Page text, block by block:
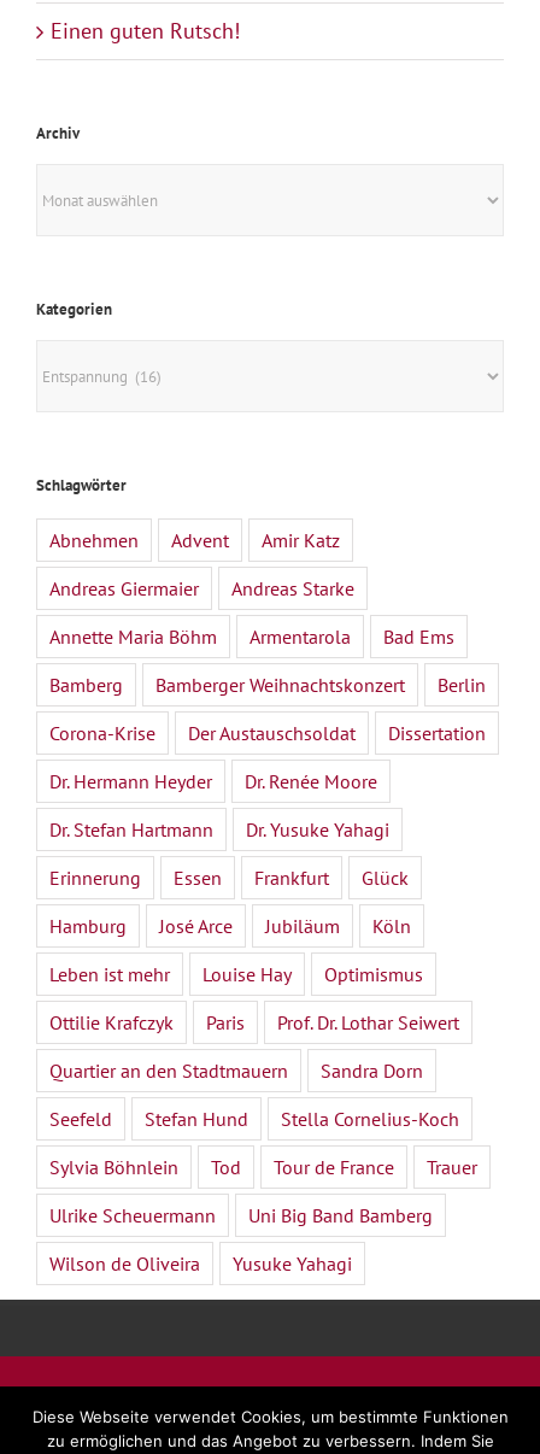
Einen guten Rutsch!
Archiv
Kategorien
Schlagwörter
Abnehmen Advent
Amir Katz
Andreas Giermaier
Andreas Starke
Annette Maria Böhm
Armentarola
Bad Ems
Bamberg
Bamberger Weihnachtskonzert
Berlin
Corona-Krise
Der Austauschsoldat
Dissertation
Dr. Hermann Heyder
Dr. Renée Moore
Dr. Stefan Hartmann
Dr. Yusuke Yahagi
Erinnerung
Essen Frankfurt
Glück
Hamburg
José Arce Jubiläum
Köln
Leben ist mehr
Louise Hay
Optimismus
Ottilie Krafczyk
Paris
Prof. Dr. Lothar Seiwert
Quartier an den Stadtmauern
Sandra Dorn
Seefeld
Stefan Hund
Stella Cornelius-Koch
Sylvia Böhnlein
Tod Tour de France
Trauer
Ulrike Scheuermann
Uni Big Band Bamberg
Wilson de Oliveira
Yusuke Yahagi
©2026 - Dr. Beate Forsbach |Impressum|AGB|
Datenschutz
Diese Webseite verwendet Cookies, um bestimmte Funktionen
zu ermöglichen und das Angebot zu verbessern. Indem Sie